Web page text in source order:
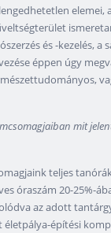
elemei,
és -kezelés, a
éppen úgy
mit jelent,
teljes
óraszám 20-25%-
az adott
életpálya-építési